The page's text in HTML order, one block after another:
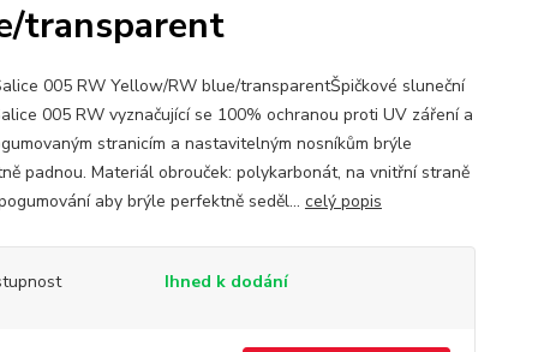
transparent
005 RW Yellow/RW blue/transparentŠpičkové sluneční
005 RW vyznačující se 100% ochranou proti UV záření a
stranicím a nastavitelným nosníkům brýle
padnou. Materiál obrouček: polykarbonát, na vnitřní straně
aby brýle perfektně seděl... celý popis
Ihned k dodání